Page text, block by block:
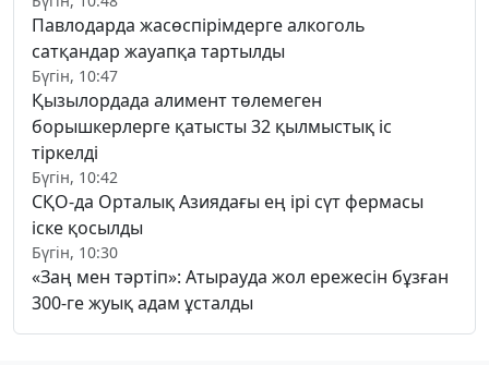
Павлодарда жасөспірімдерге алкоголь
сатқандар жауапқа тартылды
Бүгін, 10:47
Қызылордада алимент төлемеген
борышкерлерге қатысты 32 қылмыстық іс
тіркелді
Бүгін, 10:42
СҚО-да Орталық Азиядағы ең ірі сүт фермасы
іске қосылды
Бүгін, 10:30
«Заң мен тәртіп»: Атырауда жол ережесін бұзған
300-ге жуық адам ұсталды